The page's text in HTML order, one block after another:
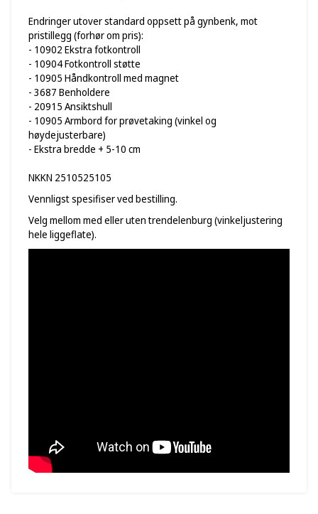
Endringer utover standard oppsett på gynbenk, mot
pristillegg (forhør om pris):
- 10902 Ekstra fotkontroll
- 10904 Fotkontroll støtte
- 10905 Håndkontroll med magnet
- 3687 Benholdere
- 20915 Ansiktshull
- 10905 Armbord for prøvetaking (vinkel og
høydejusterbare)
- Ekstra bredde + 5-10 cm
NKKN 2510525105
Vennligst spesifiser ved bestilling.
Velg mellom med eller uten trendelenburg (vinkeljustering
hele liggeflate).